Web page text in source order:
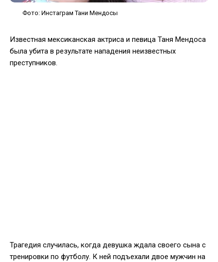
Фото: Инстаграм Тани Мендосы
Известная мексиканская актриса и певица Таня Мендоса
была убита в результате нападения неизвестных
преступников.
Трагедия случилась, когда девушка ждала своего сына с
тренировки по футболу. К ней подъехали двое мужчин на